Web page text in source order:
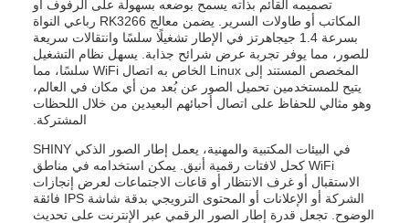
تصميمه القائم بذاته يسمح بوضعه بسهولة على الرفوف أو
المكاتب أو طاولات السرير. يضمن معالج RK3266 رباعي النواة
بسرعة 1.4 جيجاهرتز في الإطار تشغيلًا سلسًا وانتقالات سريعة
للصور، مما يوفر تجربة عرض شرائح جذابة. يسهل نظام التشغيل
المخصص المستند إلى Linux الخاص به اتصال WiFi سلسًا، مما
يتيح للمستخدمين تحميل الصور عن بُعد من أي مكان في العالم،
وهو مثالي للحفاظ على اتصال أحبائهم البعيدين من خلال اللحظات
المشتركة.
في البيئات المكتبية والمهنية، يعمل إطار الصور الذكي SHINY
WiFi كحل لافتات رقمية أنيق. يمكن استخدامه في مناطق
الاستقبال أو غرف الانتظار أو قاعات الاجتماعات لعرض إنجازات
الشركة أو الإعلانات أو المحتوى الترويجي بدقة شاشة IPS فائقة
الوضوح. تجعل قدرة إطار الصور الرقمي عبر الإنترنت على تحديث